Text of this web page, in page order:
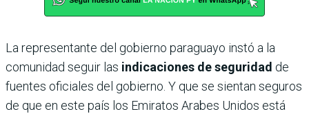
La representante del gobierno paraguayo instó a la
comunidad seguir las indicaciones de seguridad de
fuentes oficiales del gobierno. Y que se sientan seguros
de que en este país los Emiratos Arabes Unidos está